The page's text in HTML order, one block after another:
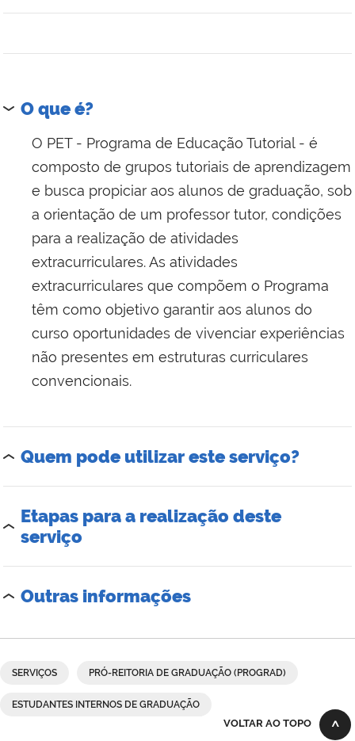
O que é?
O PET - Programa de Educação Tutorial - é
composto de grupos tutoriais de aprendizagem
e busca propiciar aos alunos de graduação, sob
a orientação de um professor tutor, condições
para a realização de atividades
extracurriculares. As atividades
extracurriculares que compõem o Programa
têm como objetivo garantir aos alunos do
curso oportunidades de vivenciar experiências
não presentes em estruturas curriculares
convencionais.
Quem pode utilizar este serviço?
Etapas para a realização deste
serviço
Outras informações
SERVIÇOS PRÓ-REITORIA DE GRADUAÇÃO (PROGRAD)
ESTUDANTES INTERNOS DE GRADUAÇÃO
VOLTAR AO TOPO